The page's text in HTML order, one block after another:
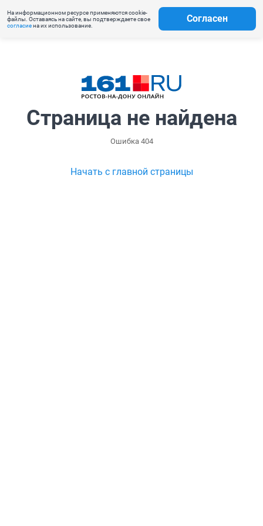
На информационном ресурсе применяются cookie-
файлы. Оставаясь на сайте, вы подтверждаете свое
согласиена их использование.
Согласен
Страница не найдена
Ошибка 404
Начать с главной страницы